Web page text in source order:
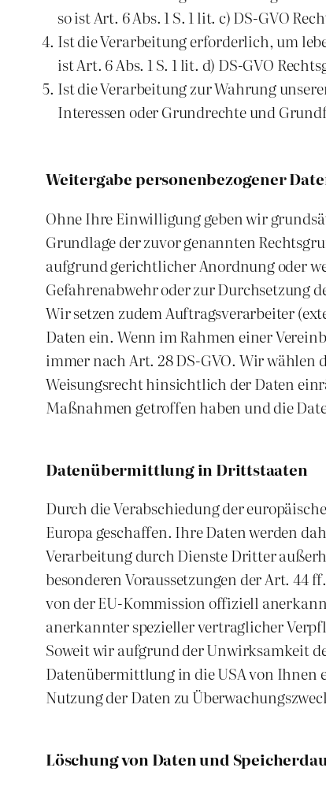
so ist Art. 6 Abs. 1 S. 1 lit. c) DS-GVO
Ist die Verarbeitung erforderlich, um
ist Art. 6 Abs. 1 S. 1 lit. d) DS-GVO
Ist die Verarbeitung zur Wahrung
Interessen oder Grundrechte und
Weitergabe personenbezogener
Ohne Ihre Einwilligung geben wir
Grundlage der zuvor genannten
aufgrund gerichtlicher Anordnung oder
Gefahrenabwehr oder zur Durchsetzung
Wir setzen zudem Auftragsverarbeiter
Daten ein. Wenn im Rahmen einer
immer nach Art. 28 DS-GVO. Wir wählen
Weisungsrecht hinsichtlich der Daten
Maßnahmen getroffen haben und die
Datenübermittlung in Drittstaaten
Durch die Verabschiedung der
Europa geschaffen. Ihre Daten werden
Verarbeitung durch Dienste Dritter
besonderen Voraussetzungen der Art. 44
von der EU-Kommission offiziell
anerkannter spezieller vertraglicher
Soweit wir aufgrund der Unwirksamkeit
Datenübermittlung in die USA von Ihnen
Nutzung der Daten zu
Löschung von Daten und